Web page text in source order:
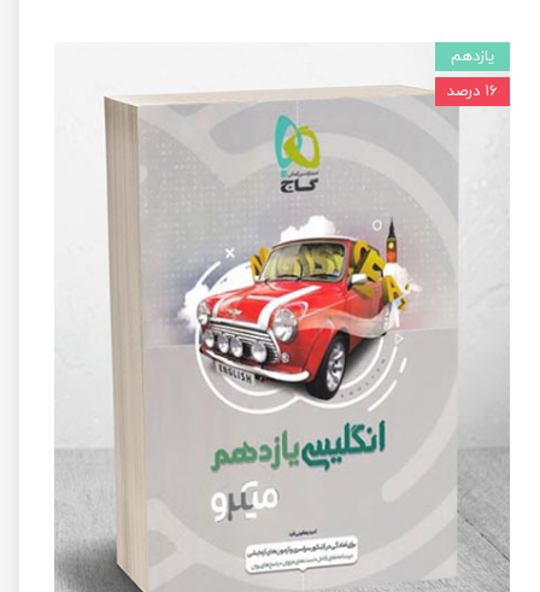
یازدهم
۱۶ درصد